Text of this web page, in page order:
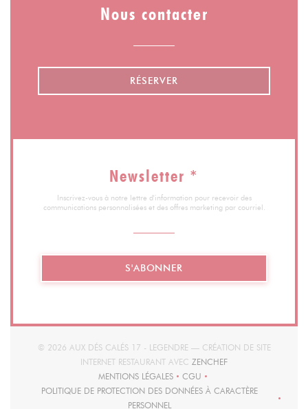
Nous contacter
RÉSERVER
Newsletter *
Inscrivez-vous à notre lettre d'information pour recevoir des
communications personnalisées et des offres marketing par courriel.
S'ABONNER
© 2026 AUX DÉS CALÉS 17 - LEGENDRE — CRÉATION DE SITE
INTERNET RESTAURANT AVEC ZENCHEF((OUVRE UNE
MENTIONS LÉGALES
((OUVRE UNE NOUVELLE FENÊTRE))
CGU
((OUVRE UNE NOUVELLE
POLITIQUE DE PROTECTION DES DONNÉES À CARACTÈRE
PERSONNEL((OUVRE UNE NOUVELLE FENÊTRE))